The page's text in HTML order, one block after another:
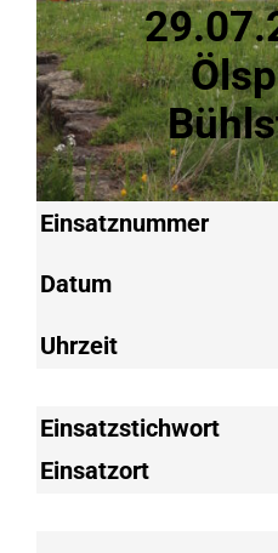
Einsatznummer
Datum
Uhrzeit
Einsatzstichwort
Einsatzort